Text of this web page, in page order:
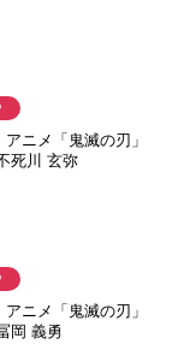
アニメ「鬼滅の刃」
死川 玄弥
アニメ「鬼滅の刃」
岡 義勇